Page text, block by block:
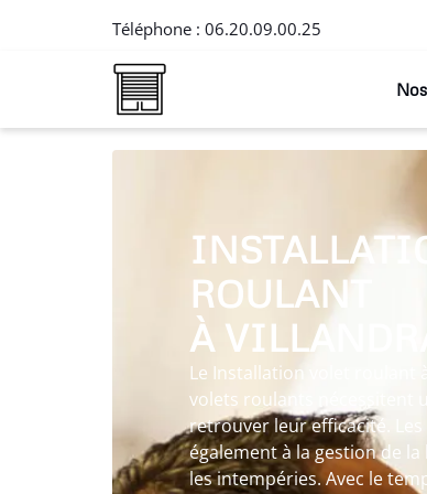
Téléphone : 06.20.09.00.25
ROULANT
À
Le Installation volet roulant
volets roulants nécessitent
retrouver leur efficacité.
également à la gestion de
les intempéries. Avec le